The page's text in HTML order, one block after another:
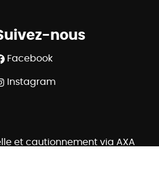
nous
Facebook
Instagram
et cautionnement via AXA